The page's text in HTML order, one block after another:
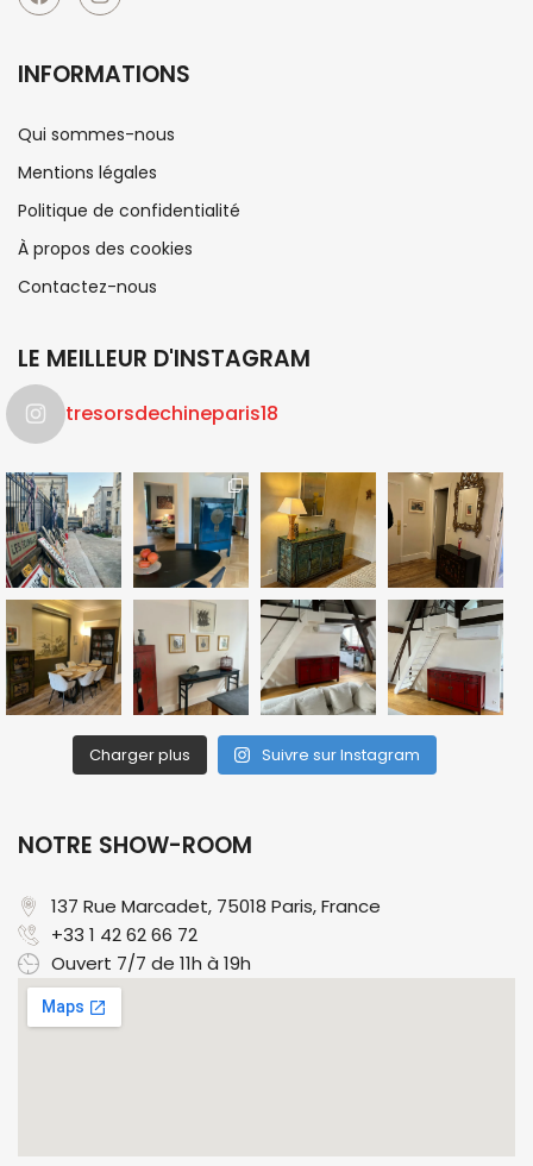
INFORMATIONS
Qui sommes-nous
Mentions légales
Politique de confidentialité
À propos des cookies
Contactez-nous
LE MEILLEUR D'INSTAGRAM
tresorsdechineparis18
Charger plus Suivre sur Instagram
NOTRE SHOW-ROOM
137 Rue Marcadet, 75018 Paris, France​
+33 1 42 62 66 72
Ouvert 7/7 de 11h à 19h